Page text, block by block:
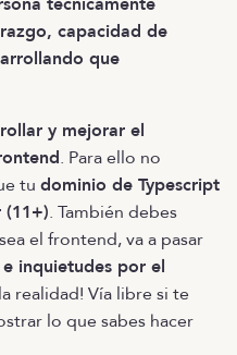
capacidad de
que
y mejorar el
. Para ello no
tu dominio de Typescript
(11+). También debes
el frontend, va a pasar
inquietudes por el
realidad! Vía libre si te
lo que sabes hacer